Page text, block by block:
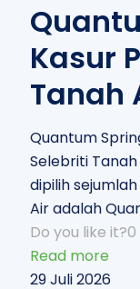
Kasur
Tanah
Quantum
Selebriti
dipilih
Air adalah
Do you like it?0
Read more
29 Juli 2026